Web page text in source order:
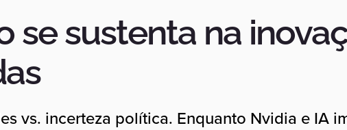
se sustenta na
vs. incerteza política. Enquanto Nvidia e IA